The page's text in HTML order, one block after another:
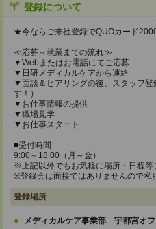
登録について
★今ならご来社登録でQUOカード
≪応募～就業までの流れ≫
▼Webまたはお電話にてご応募
▼日研メディカルケアから連絡
▼面談＆ヒアリングの後、スタッフ
す！）
▼お仕事情報の提供
▼職場見学
▼お仕事スタート
■受付時間
9:00～18:00（月～金）
※上記以外でもお気軽に場所・日程等
※登録会は面接ではありませんので私
登録場所
メディカルケア事業部 宇都宮オフ